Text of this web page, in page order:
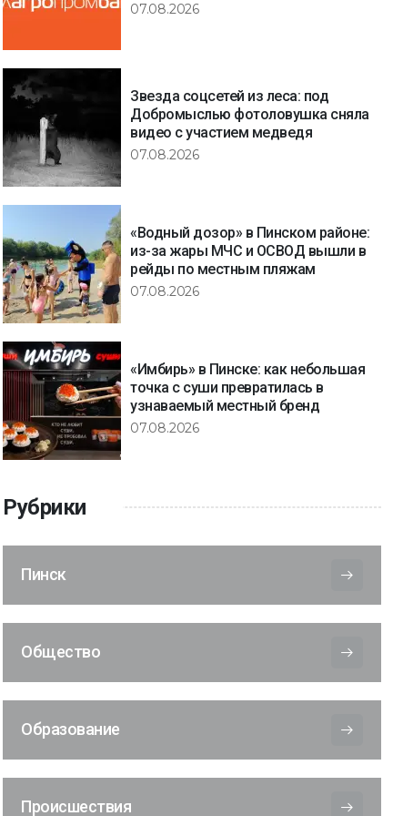
07.08.2026
Звезда соцсетей из леса: под
Добромыслью фотоловушка сняла
видео с участием медведя
07.08.2026
«Водный дозор» в Пинском районе:
из-за жары МЧС и ОСВОД вышли в
рейды по местным пляжам
07.08.2026
«Имбирь» в Пинске: как небольшая
точка с суши превратилась в
узнаваемый местный бренд
07.08.2026
Рубрики
Пинск
Общество
Образование
Происшествия